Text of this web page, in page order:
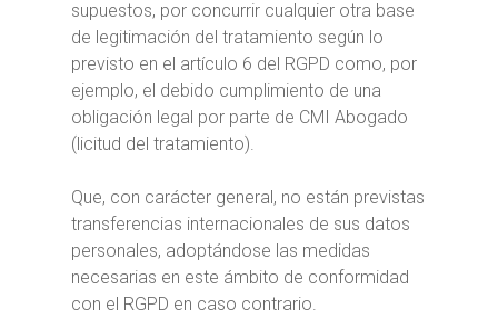
supuestos, por concurrir cualquier otra base
de legitimación del tratamiento según lo
previsto en el artículo 6 del RGPD como, por
ejemplo, el debido cumplimiento de una
obligación legal por parte de CMI Abogado
(licitud del tratamiento).
Que, con carácter general, no están previstas
transferencias internacionales de sus datos
personales, adoptándose las medidas
necesarias en este ámbito de conformidad
con el RGPD en caso contrario.